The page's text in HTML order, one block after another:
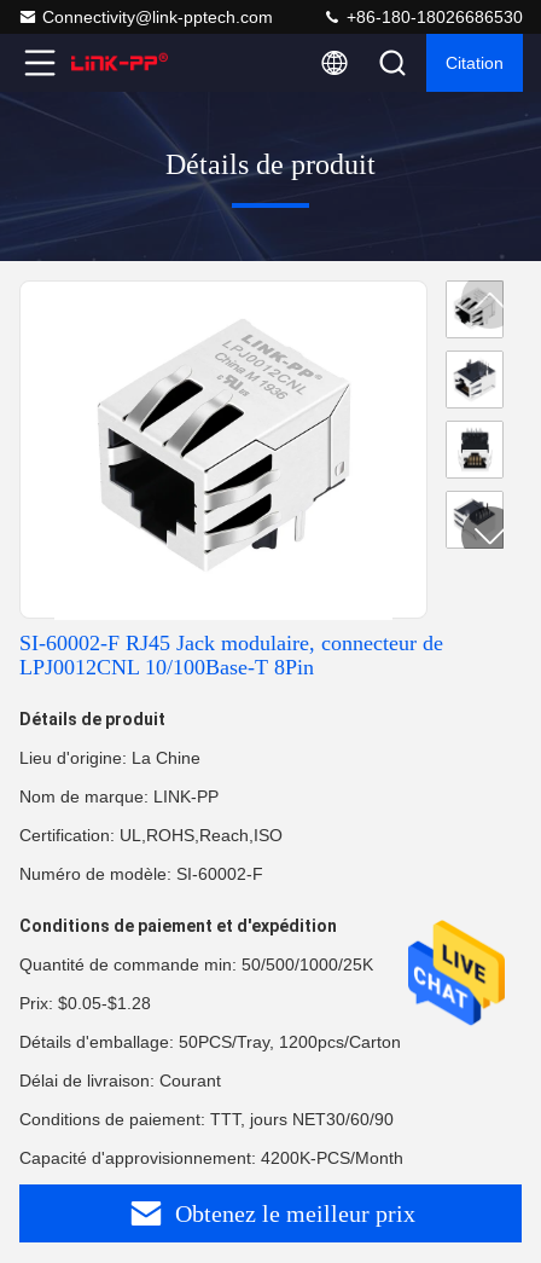
Connectivity@link-pptech.com +86-180-18026686530
Citation
Détails de produit
SI-60002-F RJ45 Jack modulaire, connecteur de
LPJ0012CNL 10/100Base-T 8Pin
Détails de produit
Lieu d'origine: La Chine
Nom de marque: LINK-PP
Certification: UL,ROHS,Reach,ISO
Numéro de modèle: SI-60002-F
Conditions de paiement et d'expédition
Quantité de commande min: 50/500/1000/25K
Prix: $0.05-$1.28
Détails d'emballage: 50PCS/Tray, 1200pcs/Carton
Délai de livraison: Courant
Conditions de paiement: TTT, jours NET30/60/90
Capacité d'approvisionnement: 4200K-PCS/Month
Obtenez le meilleur prix